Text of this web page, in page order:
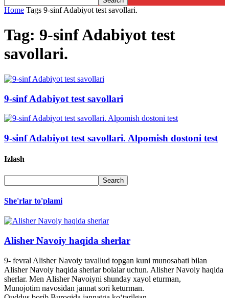
Home Tags 9-sinf Adabiyot test savollari.
Tag: 9-sinf Adabiyot test
savollari.
9-sinf Adabiyot test savollari
9-sinf Adabiyot test savollari. Alpomish dostoni test
Izlash
She'rlar to'plami
Alisher Navoiy haqida sherlar
9- fevral Alisher Navoiy tavallud topgan kuni munosabati bilan
Alisher Navoiy haqida sherlar bolalar uchun. Alisher Navoiy haqida
sherlar. Men Alisher Navoiyni shunday xayol eturman,
Munojotim navosidan jannat sori keturman.